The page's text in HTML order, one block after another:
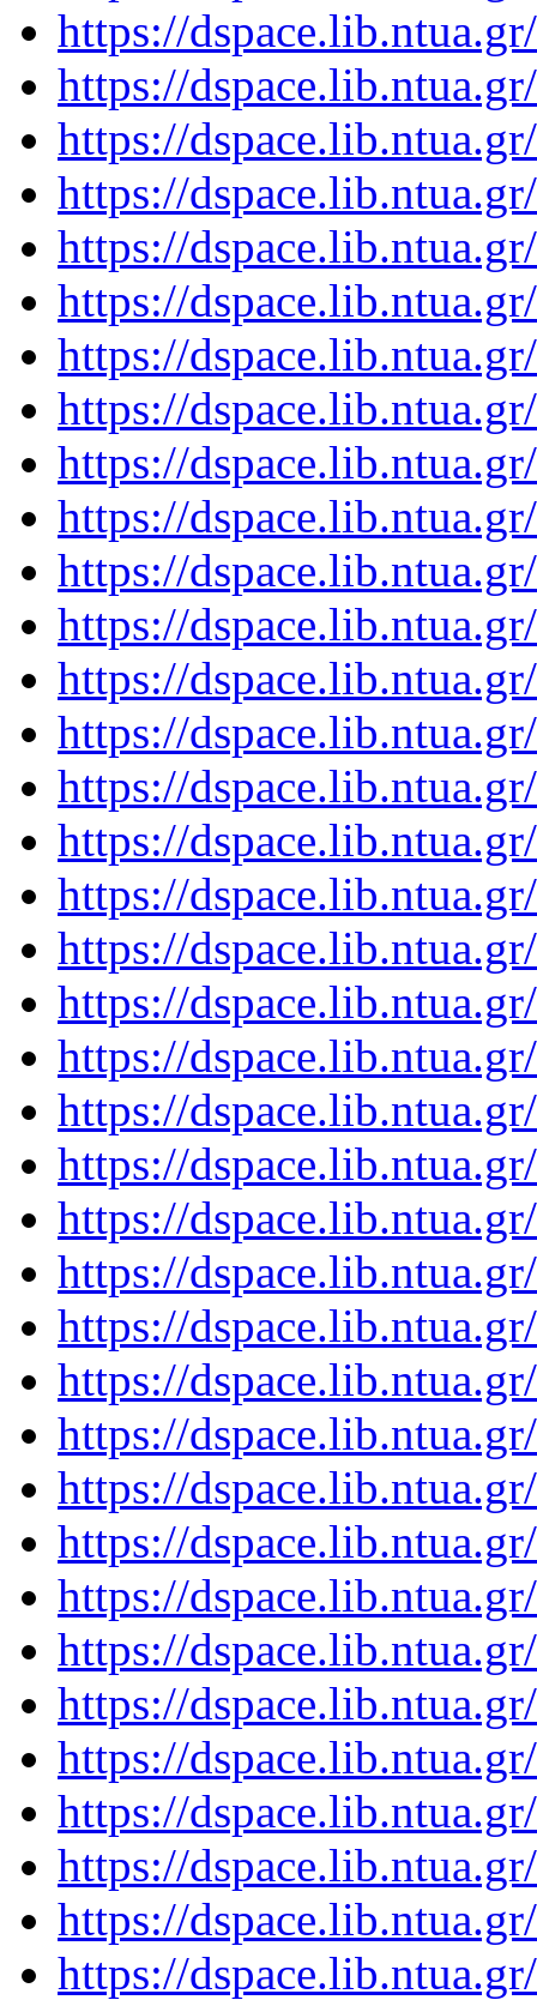
https://
https://
https://
https://
https://
https://
https://
https://
https://
https://
https://
https://
https://
https://
https://
https://
https://
https://
https://
https://
https://
https://
https://
https://
https://
https://
https://
https://
https://
https://
https://
https://
https://
https://
https://
https://
https://